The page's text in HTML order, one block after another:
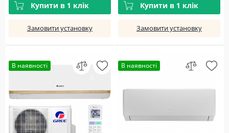
Купити в 1 клік
Замовити установку
Купити в 1 клік
Замовити установку
В наявності В наявності